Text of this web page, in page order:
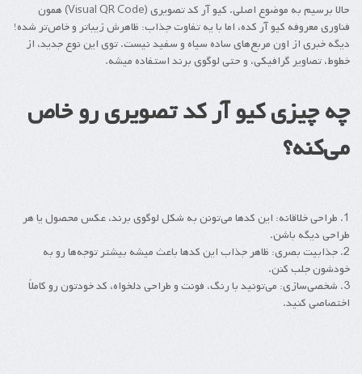
حالا برسیم به موضوع اصلی. کیو آر کد تصویری (Visual QR Code) همون
فناوری معروفه کیو آر کده، اما با یه تفاوت جذاب: ظاهرش زیباتر و خاص‌تر شده!
دیگه خبری از اون مربع‌های ساده سیاه و سفید نیست. توی این نوع جدید، از
خطوط، تصاویر گرافیکی، و حتی لوگوی برند استفاده میشه.
چه چیزی کیو آر کد تصویری رو خاص
می‌کنه؟
1. طراحی خلاقانه: این کدها می‌تونن به شکل لوگوی برند، عکس محصول یا هر
طراحی دیگه باشن.
2. جذابیت بصری: ظاهر جذاب این کدها باعث میشه بیشتر توجه‌ها رو به
خودشون جلب کنن.
3. شخصی‌سازی: می‌تونید با رنگ، فونت و طراحی دلخواه، کد خودتون رو کاملاً
اختصاصی کنید.